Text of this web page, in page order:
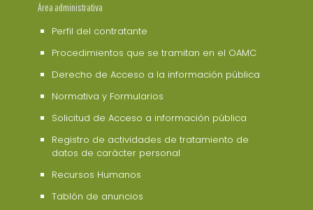
Área administrativa
Perfil del contratante
Procedimientos que se tramitan en el OAMC
Derecho de Acceso a la información pública
Normativa y Formularios
Solicitud de Acceso a información pública
Registro de actividades de tratamiento de
datos de carácter personal
Recursos Humanos
Tablón de anuncios